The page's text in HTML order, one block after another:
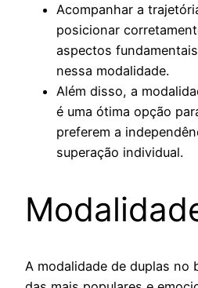
Acompanhar a
posicionar
aspectos
nessa modalidade.
Além disso, a
é uma ótima opção
preferem a
superação individual.
A modalidade de duplas no